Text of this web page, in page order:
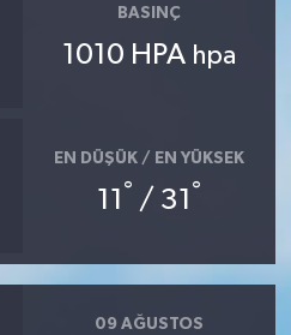
BASINÇ
1010 HPA hpa
EN DÜŞÜK / EN YÜKSEK
11 ° / 31 °
09 AĞUSTOS